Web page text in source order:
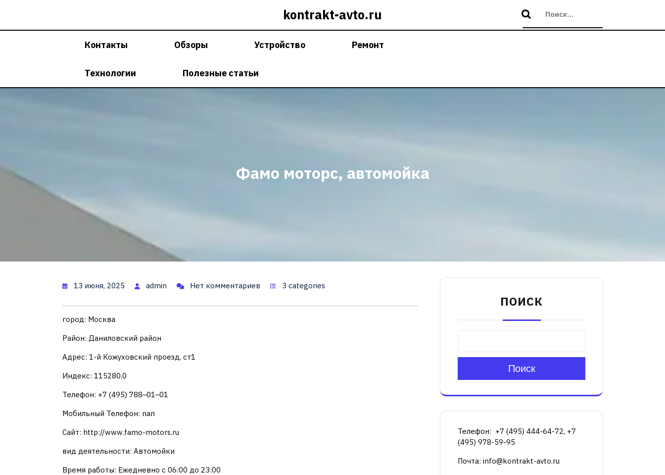
kontrakt-avto.ru
Контакты Обзоры Устройство Ремонт
Технологии Полезные статьи
Фамо моторс, автомойка
13 июня, 2025 admin Нет комментариев 3 categories
город: Москва
Район: Даниловский район
Адрес: 1-й Кожуховский проезд, ст1
Индекс: 115280.0
Телефон: +7 (495) 788‒01‒01
Мобильный Телефон: nan
Сайт: http://www.famo-motors.ru
вид деятельности: Автомойки
Время работы: Ежедневно с 06:00 до 23:00
ПОИСК
Поиск
Телефон: +7 (495) 444-64-72, +7
(495) 978-59-95
Почта: info@kontrakt-avto.ru